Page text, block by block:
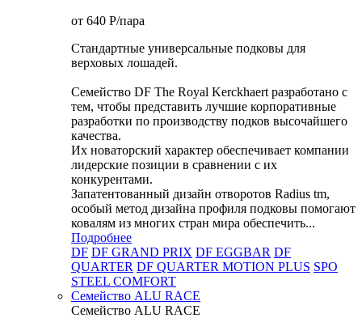
от 640 P/пара
Стандартные универсальные подковы для
верховых лошадей.
Семейство DF The Royal Kerckhaert разработано с
тем, чтобы представить лучшие корпоративные
разработки по производству подков высочайшего
качества.
Их новаторский характер обеспечивает компании
лидерские позиции в сравнении с их
конкурентами.
Запатентованный дизайн отворотов Radius tm,
особый метод дизайна профиля подковы помогают
ковалям из многих стран мира обеспечить...
Подробнее
DF DF GRAND PRIX DF EGGBAR DF
QUARTER DF QUARTER MOTION PLUS SPO
STEEL COMFORT
Семейство ALU RACE
Семейство ALU RACE